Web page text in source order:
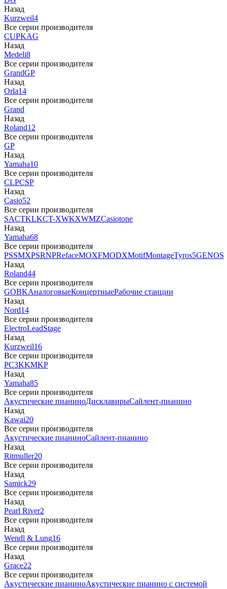
Назад
Kurzweil4
Все серии производителя
CUPKAG
Назад
Medeli8
Все серии производителя
GrandGP
Назад
Orla14
Все серии производителя
Grand
Назад
Roland12
Все серии производителя
GP
Назад
Yamaha10
Все серии производителя
CLPCSP
Назад
Casio52
Все серии производителя
SACTKLKCT-XWKXWMZCasiotone
Назад
Yamaha68
Все серии производителя
PSSMXPSRNPRefaceMOXFMODXMotifMontageTyros5GENOS
Назад
Roland44
Все серии производителя
GOBKАналоговыеКонцертныеРабочие станции
Назад
Nord14
Все серии производителя
ElectroLeadStage
Назад
Kurzweil16
Все серии производителя
PC3KKMKP
Назад
Yamaha85
Все серии производителя
Акустические пианиноДисклавирыСайлент-пианино
Назад
Kawai20
Все серии производителя
Акустические пианиноСайлент-пианино
Назад
Ritmuller20
Все серии производителя
Назад
Samick29
Все серии производителя
Назад
Pearl River2
Все серии производителя
Назад
Wendl & Lung16
Все серии производителя
Назад
Grace22
Все серии производителя
Акустические пианиноАкустические пианино с системой